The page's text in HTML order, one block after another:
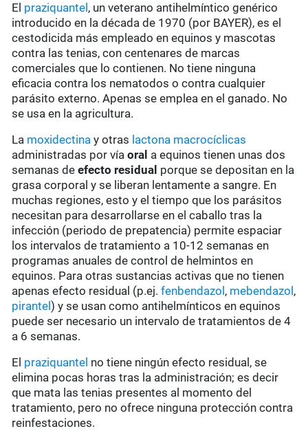
El praziquantel , un veterano antihelmíntico genérico
introducido en la década de 1970 (por BAYER), es el
cestodicida más empleado en equinos y mascotas
contra las tenias, con centenares de marcas
comerciales que lo contienen. No tiene ninguna
eficacia contra los nematodos o contra cualquier
parásito externo. Apenas se emplea en el ganado. No
se usa en la agricultura.
La moxidectina y otras lactona macrocíclicas
administradas por víaoral a equinos tienen unas dos
semanas deefecto residual porque se depositan en la
grasa corporal y se liberan lentamente a sangre. En
muchas regiones, esto y el tiempo que los parásitos
necesitan para desarrollarse en el caballo tras la
infección (periodo de prepatencia) permite espaciar
los intervalos de tratamiento a 10-12 semanas en
programas anuales de control de helmintos en
equinos. Para otras sustancias activas que no tienen
apenas efecto residual (p.ej.fenbendazol , mebendazol ,
pirantel) y se usan como antihelmínticos en equinos
puede ser necesario un intervalo de tratamientos de 4
a 6 semanas.
El praziquantel no tiene ningún efecto residual, se
elimina pocas horas tras la administración; es decir
que mata las tenias presentes al momento del
tratamiento, pero no ofrece ninguna protección contra
reinfestaciones.